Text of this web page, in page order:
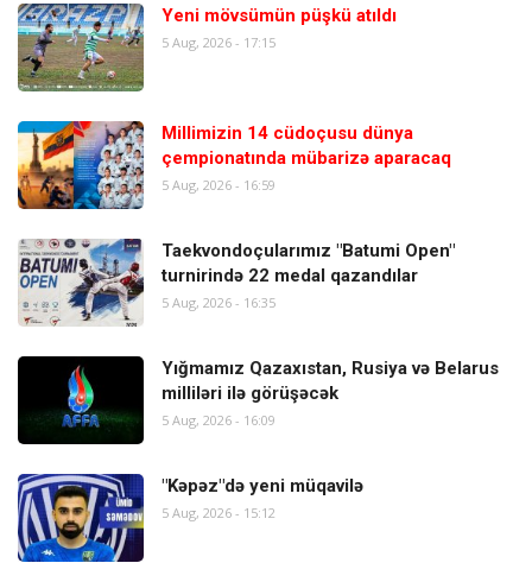
Yeni mövsümün püşkü atıldı
5 Aug, 2026 - 17:15
Millimizin 14 cüdoçusu dünya
çempionatında mübarizə aparacaq
5 Aug, 2026 - 16:59
Taekvondoçularımız "Batumi Open"
turnirində 22 medal qazandılar
5 Aug, 2026 - 16:35
Yığmamız Qazaxıstan, Rusiya və Belarus
milliləri ilə görüşəcək
5 Aug, 2026 - 16:09
"Kəpəz"də yeni müqavilə
5 Aug, 2026 - 15:12